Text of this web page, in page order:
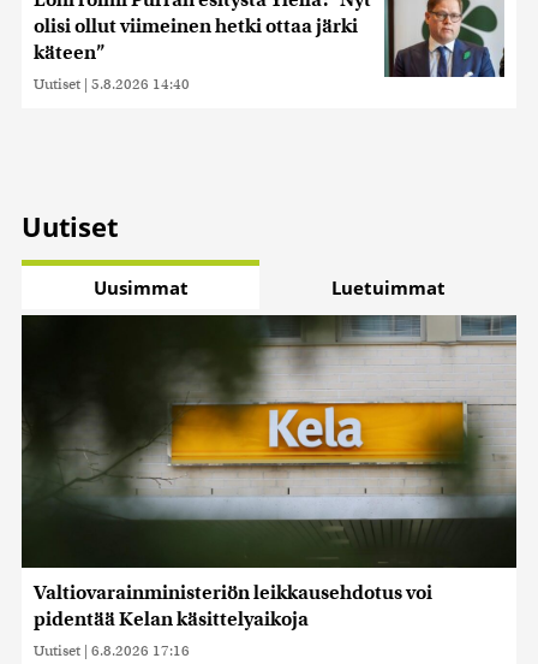
sivustoamme. Kumppanimme voivat yhdistää näitä
tietoja muihin tietoihin, joita olet antanut heille tai joita on
kerätty, kun olet käyttänyt heidän palvelujaan. Tietoja
saatetaan myös siirtää ulkomaille.
olisi ollut viimeinen hetki ottaa järki
käteen”
Uutiset | 5.8.2026 14:40
Uutiset
Uusimmat Luetuimmat
Valtiovarainministeriön leikkausehdotus voi
pidentää Kelan käsittelyaikoja
Uutiset | 6.8.2026 17:16